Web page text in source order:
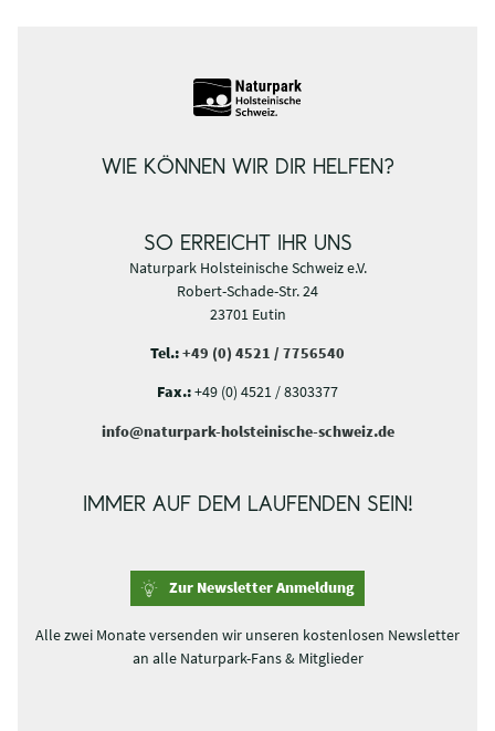
WIE KÖNNEN WIR DIR HELFEN?
SO ERREICHT IHR UNS
Naturpark Holsteinische Schweiz e.V.
Robert-Schade-Str. 24
23701 Eutin
Tel.:+49 (0) 4521 / 7756540
Fax.:+49 (0) 4521 / 8303377
info@naturpark-holsteinische-schweiz.de
IMMER AUF DEM LAUFENDEN SEIN!
Zur Newsletter Anmeldung
Alle zwei Monate versenden wir unseren kostenlosen Newsletter
an alle Naturpark-Fans & Mitglieder